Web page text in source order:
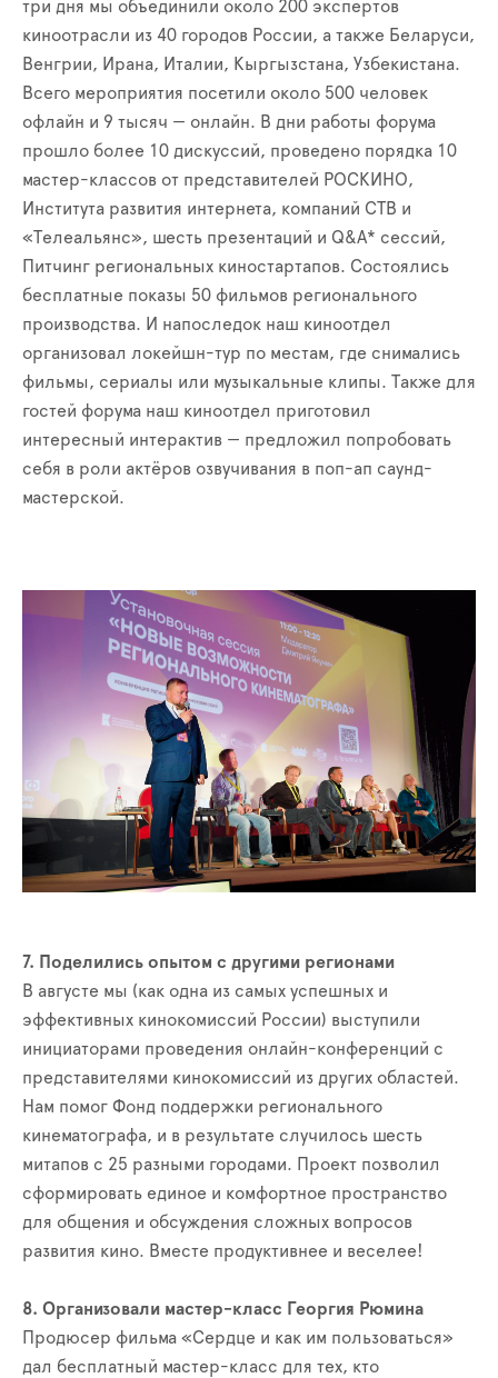
три дня мы объединили около 200 экспертов
киноотрасли из 40 городов России, а также Беларуси,
Венгрии, Ирана, Италии, Кыргызстана, Узбекистана.
Всего мероприятия посетили около 500 человек
офлайн и 9 тысяч — онлайн. В дни работы форума
прошло более 10 дискуссий, проведено порядка 10
мастер-классов от представителей РОСКИНО,
Института развития интернета, компаний СТВ и
«Телеальянс», шесть презентаций и Q&A* сессий,
Питчинг региональных киностартапов. Состоялись
бесплатные показы 50 фильмов регионального
производства. И напоследок наш киноотдел
организовал локейшн-тур по местам, где снимались
фильмы, сериалы или музыкальные клипы. Также для
гостей форума наш киноотдел приготовил
интересный интерактив — предложил попробовать
себя в роли актёров озвучивания в поп-ап саунд-
мастерской.
7. Поделились опытом с другими регионами
В августе мы (как одна из самых успешных и
эффективных кинокомиссий России) выступили
инициаторами проведения онлайн-конференций с
представителями кинокомиссий из других областей.
Нам помог Фонд поддержки регионального
кинематографа, и в результате случилось шесть
митапов с 25 разными городами. Проект позволил
сформировать единое и комфортное пространство
для общения и обсуждения сложных вопросов
развития кино. Вместе продуктивнее и веселее!
8. Организовали мастер-класс Георгия Рюмина
Продюсер фильма «Сердце и как им пользоваться»
дал бесплатный мастер-класс для тех, кто